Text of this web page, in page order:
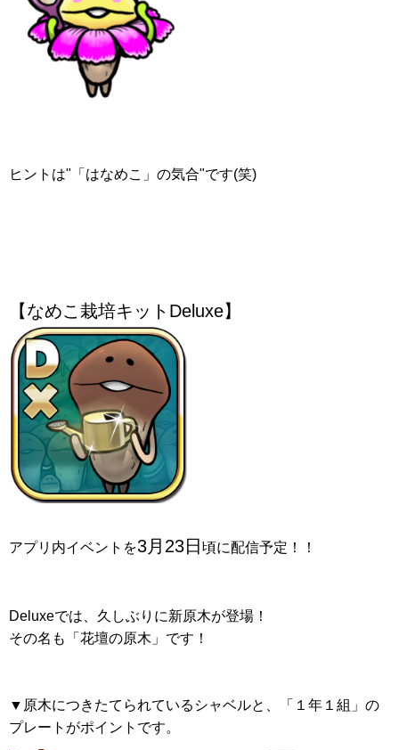
ヒントは"「はなめこ」の気合"です(笑)
【なめこ栽培キットDeluxe】
アプリ内イベントを3月23日 頃に配信予定！！
Deluxeでは、久しぶりに新原木が登場！
その名も「花壇の原木」です！
▼原木につきたてられているシャベルと、「１年１組」の
プレートがポイントです。